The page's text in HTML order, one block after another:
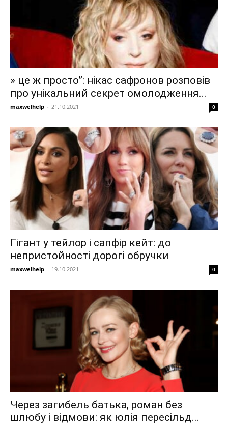
» це ж просто”: нікас сафронов розповів
про унікальний секрет омолодження...
maxwelhelp - 21.10.2021 0
Гігант у тейлор і сапфір кейт: до
непристойності дорогі обручки
maxwelhelp - 19.10.2021 0
Через загибель батька, роман без
шлюбу і відмови: як юлія пересільд...